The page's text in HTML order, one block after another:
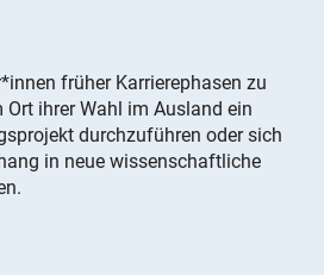
früher Karrierephasen zu
ihrer Wahl im Ausland ein
durchzuführen oder sich
in neue wissenschaftliche